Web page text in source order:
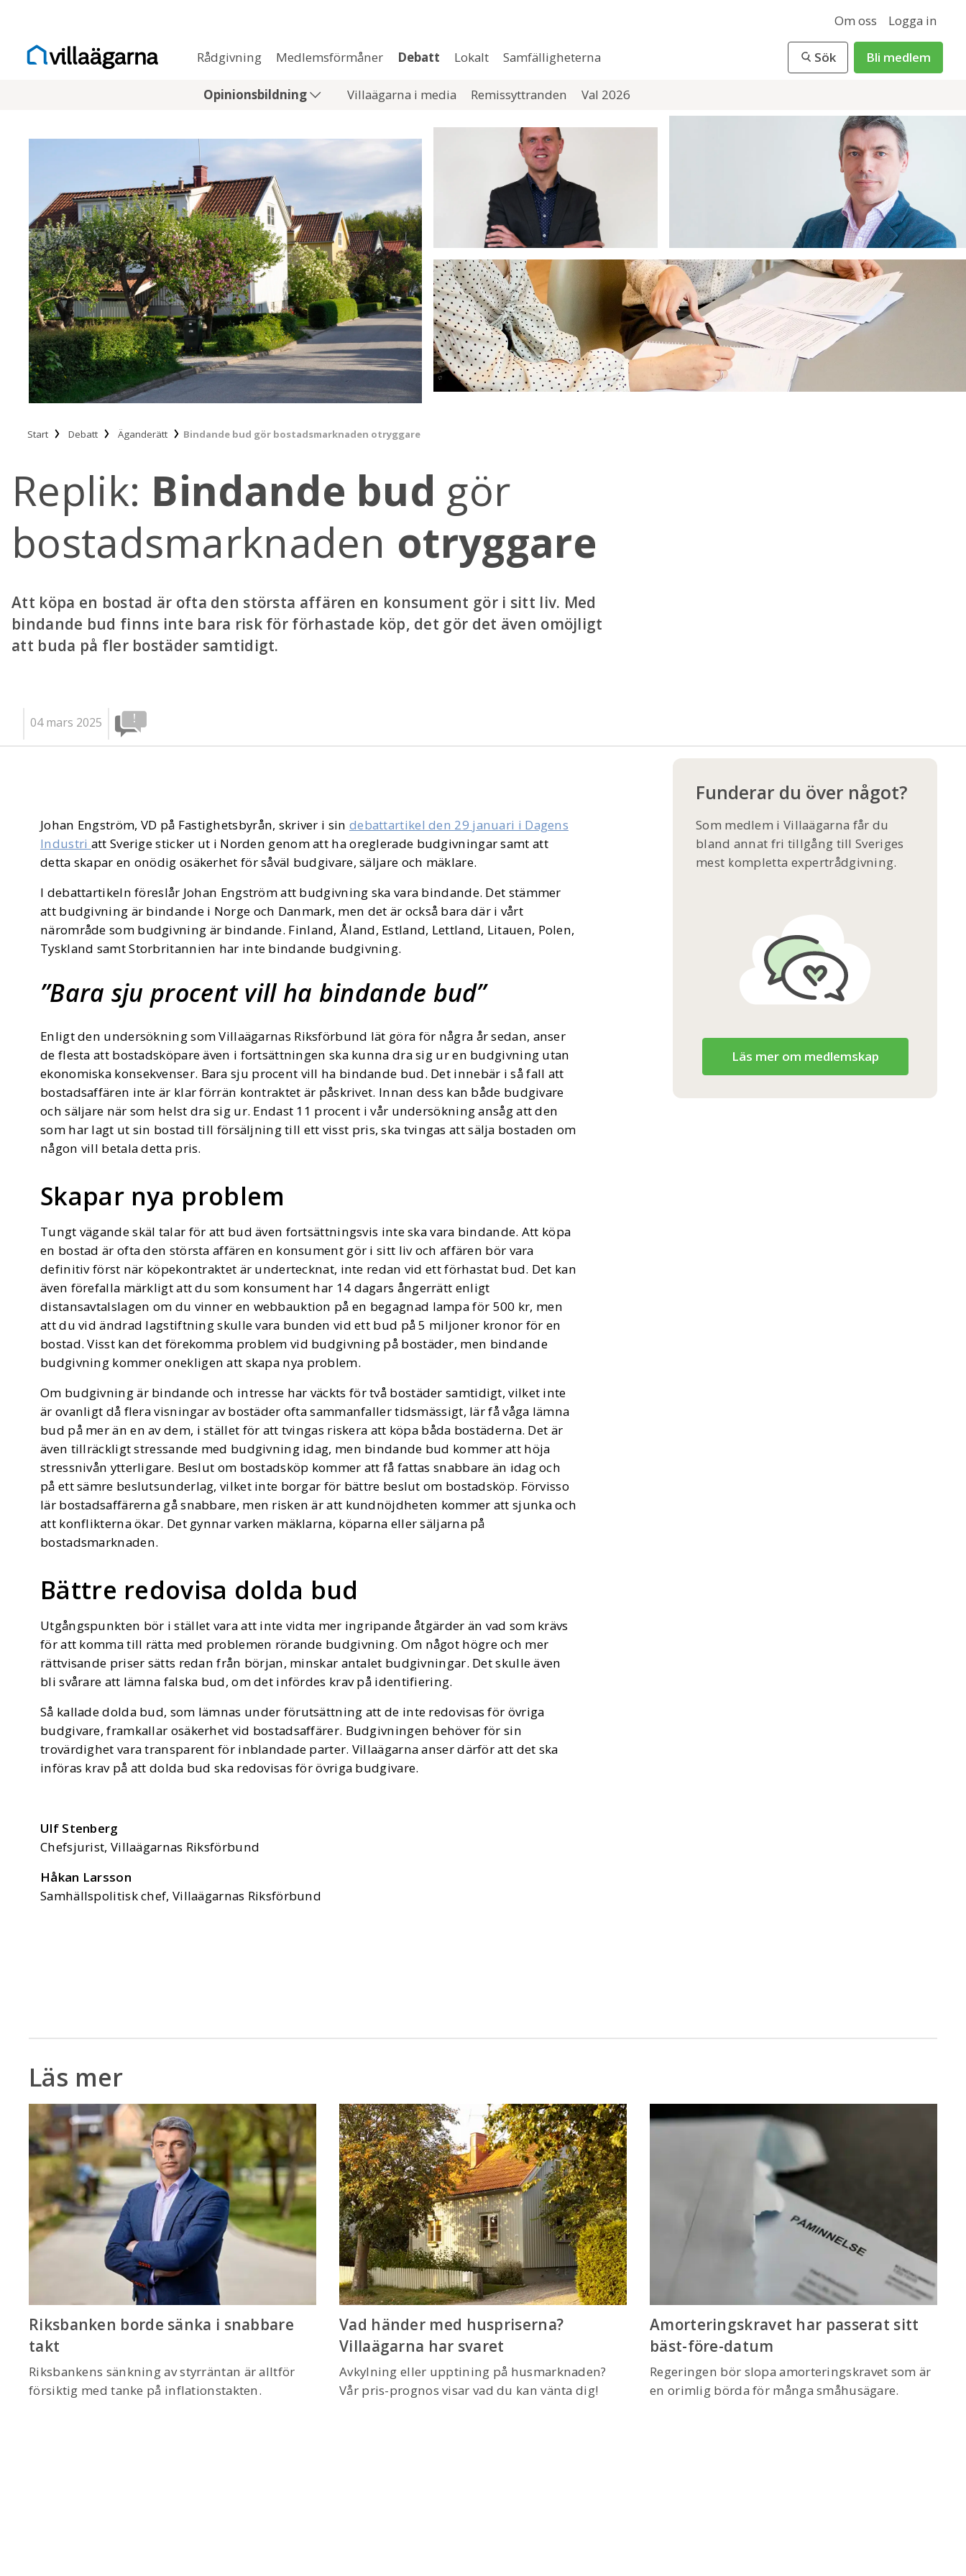
Om oss Logga in
Rådgivning Medlemsförmåner Debatt Lokalt Samfälligheterna Sök Bli medlem
Opinionsbildning Villaägarna i media Remissyttranden Val 2026
Start Debatt Äganderätt Bindande bud gör bostadsmarknaden otryggare
Replik: Bindande bud gör
bostadsmarknaden otryggare
Att köpa en bostad är ofta den största affären en konsument gör i sitt liv. Med
bindande bud finns inte bara risk för förhastade köp, det gör det även omöjligt
att buda på fler bostäder samtidigt.
04 mars 2025
Johan Engström, VD på Fastighetsbyrån, skriver i sin debattartikel den 29 januari i Dagens
Industri att Sverige sticker ut i Norden genom att ha oreglerade budgivningar samt att
detta skapar en onödig osäkerhet för såväl budgivare, säljare och mäklare.
I debattartikeln föreslår Johan Engström att budgivning ska vara bindande. Det stämmer
att budgivning är bindande i Norge och Danmark, men det är också bara där i vårt
närområde som budgivning är bindande. Finland, Åland, Estland, Lettland, Litauen, Polen,
Tyskland samt Storbritannien har inte bindande budgivning.
Bara sju procent vill ha bindande bud
Enligt den undersökning som Villaägarnas Riksförbund lät göra för några år sedan, anser
de flesta att bostadsköpare även i fortsättningen ska kunna dra sig ur en budgivning utan
ekonomiska konsekvenser. Bara sju procent vill ha bindande bud. Det innebär i så fall att
bostadsaffären inte är klar förrän kontraktet är påskrivet. Innan dess kan både budgivare
och säljare när som helst dra sig ur. Endast 11 procent i vår undersökning ansåg att den
som har lagt ut sin bostad till försäljning till ett visst pris, ska tvingas att sälja bostaden om
någon vill betala detta pris.
Skapar nya problem
Tungt vägande skäl talar för att bud även fortsättningsvis inte ska vara bindande. Att köpa
en bostad är ofta den största affären en konsument gör i sitt liv och affären bör vara
definitiv först när köpekontraktet är undertecknat, inte redan vid ett förhastat bud. Det kan
även förefalla märkligt att du som konsument har 14 dagars ångerrätt enligt
distansavtalslagen om du vinner en webbauktion på en begagnad lampa för 500 kr, men
att du vid ändrad lagstiftning skulle vara bunden vid ett bud på 5 miljoner kronor för en
bostad. Visst kan det förekomma problem vid budgivning på bostäder, men bindande
budgivning kommer onekligen att skapa nya problem.
Om budgivning är bindande och intresse har väckts för två bostäder samtidigt, vilket inte
är ovanligt då flera visningar av bostäder ofta sammanfaller tidsmässigt, lär få våga lämna
bud på mer än en av dem, i stället för att tvingas riskera att köpa båda bostäderna. Det är
även tillräckligt stressande med budgivning idag, men bindande bud kommer att höja
stressnivån ytterligare. Beslut om bostadsköp kommer att få fattas snabbare än idag och
på ett sämre beslutsunderlag, vilket inte borgar för bättre beslut om bostadsköp. Förvisso
lär bostadsaffärerna gå snabbare, men risken är att kundnöjdheten kommer att sjunka och
att konflikterna ökar. Det gynnar varken mäklarna, köparna eller säljarna på
bostadsmarknaden.
Bättre redovisa dolda bud
Utgångspunkten bör i stället vara att inte vidta mer ingripande åtgärder än vad som krävs
för att komma till rätta med problemen rörande budgivning. Om något högre och mer
rättvisande priser sätts redan från början, minskar antalet budgivningar. Det skulle även
bli svårare att lämna falska bud, om det infördes krav på identifiering.
Så kallade dolda bud, som lämnas under förutsättning att de inte redovisas för övriga
budgivare, framkallar osäkerhet vid bostadsaffärer. Budgivningen behöver för sin
trovärdighet vara transparent för inblandade parter. Villaägarna anser därför att det ska
införas krav på att dolda bud ska redovisas för övriga budgivare.
Ulf Stenberg
Chefsjurist, Villaägarnas Riksförbund
Håkan Larsson
Samhällspolitisk chef, Villaägarnas Riksförbund
Funderar du över något?
Som medlem i Villaägarna får du
bland annat fri tillgång till Sveriges
mest kompletta expertrådgivning.
Läs mer om medlemskap
Läs mer
Riksbanken borde sänka i snabbare
takt
Riksbankens sänkning av styrräntan är alltför
försiktig med tanke på inflationstakten.
Vad händer med huspriserna?
Villaägarna har svaret
Avkylning eller upptining på husmarknaden?
Vår pris-prognos visar vad du kan vänta dig!
Amorteringskravet har passerat sitt
bäst-före-datum
Regeringen bör slopa amorteringskravet som är
en orimlig börda för många småhusägare.